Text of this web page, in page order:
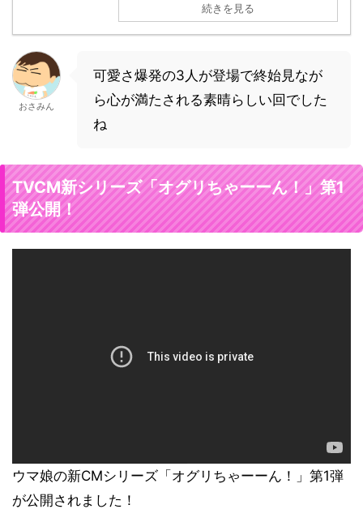
続きを見る
おさみん
可愛さ爆発の3人が登場で終始見なが
ら心が満たされる素晴らしい回でした
ね
TVCM新シリーズ「オグリちゃーーん！」第1
弾公開！
ウマ娘の新CMシリーズ「オグリちゃーーん！」第1弾
が公開されました！